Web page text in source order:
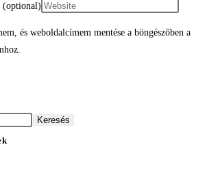
(optional)
és weboldalcímem mentése a böngészőben a
Keresés